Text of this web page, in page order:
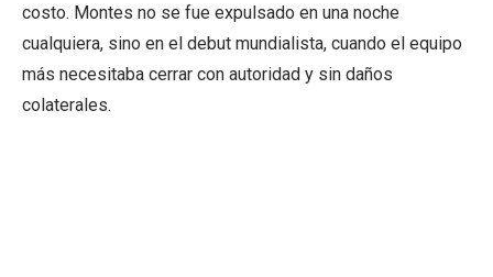
costo. Montes no se fue expulsado en una noche
cualquiera, sino en el debut mundialista, cuando el equipo
más necesitaba cerrar con autoridad y sin daños
colaterales.